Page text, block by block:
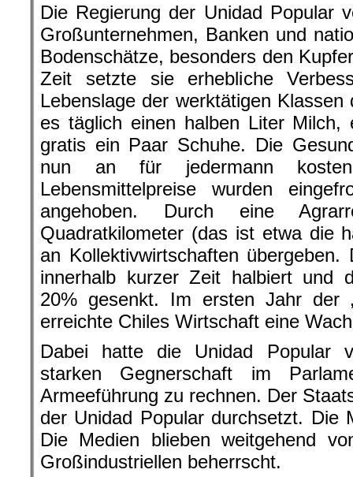
Die Regierung der Unidad Popular
Großunternehmen, Banken und
Bodenschätze, besonders den
Zeit setzte sie erhebliche
Lebenslage der werktätigen
es täglich einen halben Liter Milch,
gratis ein Paar Schuhe. Die
nun an für jedermann
Lebensmittelpreise wurden
angehoben. Durch eine
Quadratkilometer (das ist etwa die
an Kollektivwirtschaften übergeben.
innerhalb kurzer Zeit halbiert und
20% gesenkt. Im ersten Jahr der
erreichte Chiles Wirtschaft eine
Dabei hatte die Unidad Popular
starken Gegnerschaft im
Armeeführung zu rechnen. Der
der Unidad Popular durchsetzt. Die
Die Medien blieben weitgehend
Großindustriellen beherrscht.